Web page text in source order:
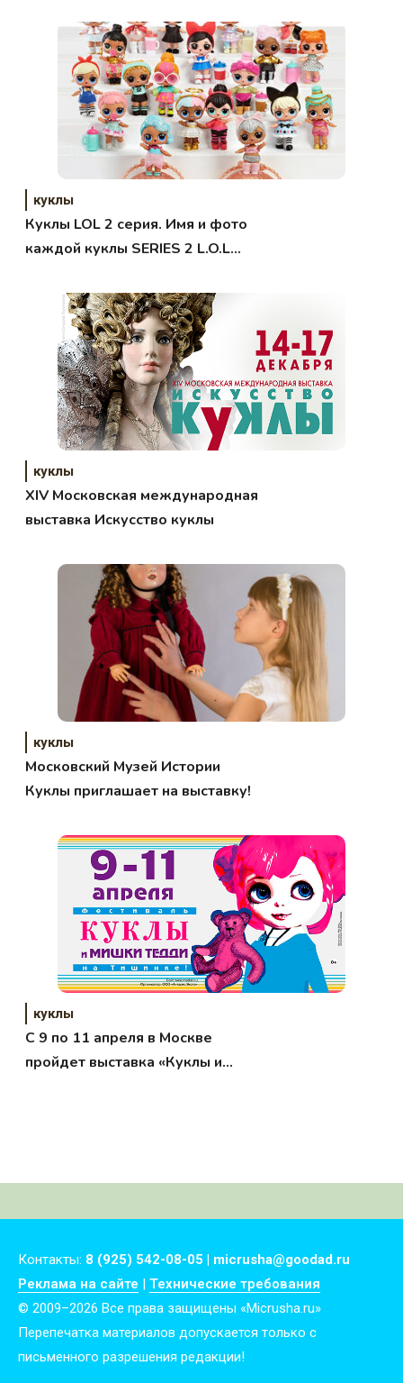
куклы
Куклы LOL 2 серия. Имя и фото
каждой куклы SERIES 2 L.O.L
куклы
XIV Московская международная
выставка Искусство куклы
куклы
Московский Музей Истории
Куклы приглашает на выставку!
куклы
C 9 по 11 апреля в Москве
пройдет выставка «Куклы и
Контакты: 8 (925) 542-08-05 | micrusha@goodad.ru
Реклама на сайте
Технические требования
© 2009–2026 Все права защищены «Micrusha.ru»
Перепечатка материалов допускается только с
письменного разрешения редакции!